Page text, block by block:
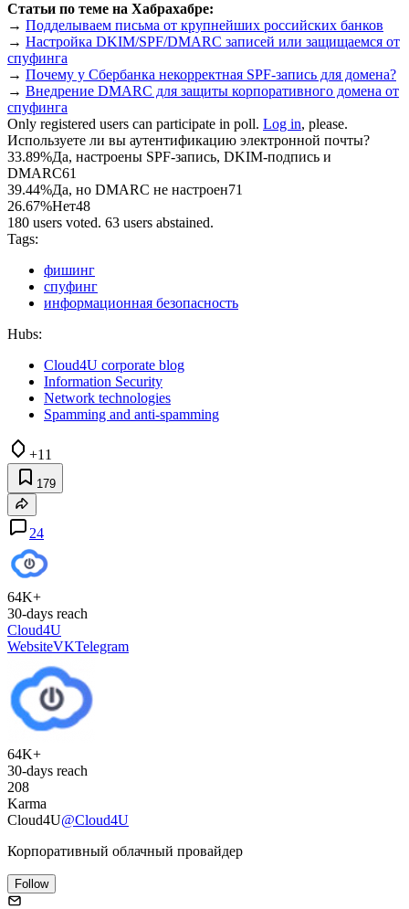
Статьи по теме на Хабрахабре:
→ Подделываем письма от крупнейших российских банков
→ Настройка DKIM/SPF/DMARC записей или защищаемся от
спуфинга
→ Почему у Сбербанка некорректная SPF-запись для домена?
→ Внедрение DMARC для защиты корпоративного домена от
спуфинга
Only registered users can participate in poll. Log in, please.
Используете ли вы аутентификацию электронной почты?
33.89%Да, настроены SPF-запись, DKIM-подпись и
DMARC61
39.44%Да, но DMARC не настроен71
26.67%Нет48
180 users voted. 63 users abstained.
Tags:
фишинг
спуфинг
информационная безопасность
Hubs:
Cloud4U corporate blog
Information Security
Network technologies
Spamming and anti-spamming
+11
179
24
64K+
30-days reach
Cloud4U
WebsiteVKTelegram
64K+
30-days reach
208
Karma
Cloud4U@Cloud4U
Корпоративный облачный провайдер
Follow